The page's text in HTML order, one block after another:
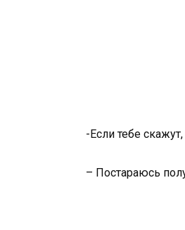
-Если тебе
– Постараюсь